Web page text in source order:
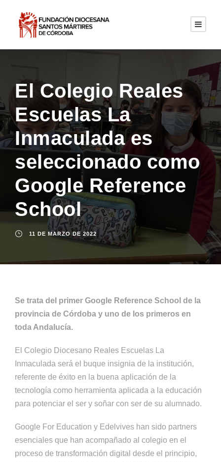
El Colegio Reales
Escuelas La
Inmaculada es
seleccionado como
Google Reference
School
11 DE MARZO DE 2022
Se trata del primer Google Reference School de la
provincia de Córdoba y uno de los primeros en
toda Andalucía.
El Colegio Diocesano Reales Escuelas La
Inmaculada será el buque insignia de la institución,
referente de éxito en la buena aplicación de la
tecnología como herramienta aplicada a la educación
para potenciar el ser y soñar con ser de su alumnado.
Google For Education y Edelvives han sido partners
esenciales que han acompañado al colegio en el
proceso de transformación digital desde el principio,